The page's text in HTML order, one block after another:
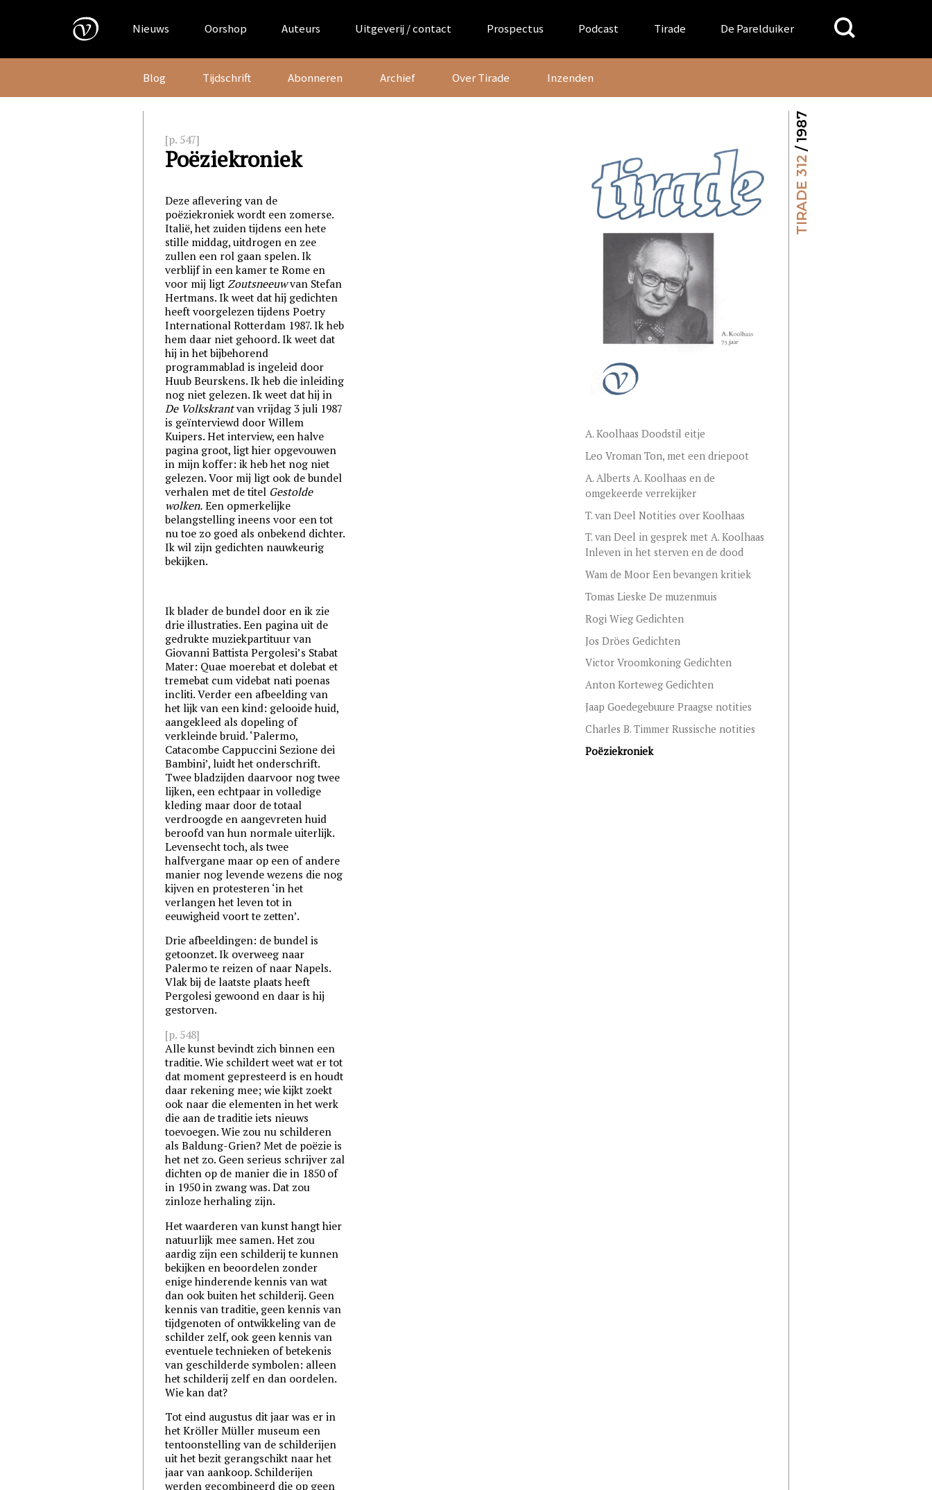
Nieuws Oorshop Auteurs Uitgeverij / contact Prospectus Podcast Tirade De Parelduiker
Search
for:
Blog Tijdschrift Abonneren Archief Over Tirade Inzenden
TIRADE 312
/ 1987
[p. 547]
Poëziekroniek
Deze aflevering van de
poëziekroniek wordt een zomerse.
Italië, het zuiden tijdens een hete
stille middag, uitdrogen en zee
zullen een rol gaan spelen. Ik
verblijf in een kamer te Rome en
voor mij ligtZoutsneeuwvan Stefan
Hertmans. Ik weet dat hij gedichten
heeft voorgelezen tijdens Poetry
International Rotterdam 1987. Ik heb
hem daar niet gehoord. Ik weet dat
hij in het bijbehorend
programmablad is ingeleid door
Huub Beurskens. Ik heb die inleiding
nog niet gelezen. Ik weet dat hij in
De Volkskrantvan vrijdag 3 juli 1987
is geïnterviewd door Willem
Kuipers. Het interview, een halve
pagina groot, ligt hier opgevouwen
in mijn koffer: ik heb het nog niet
gelezen. Voor mij ligt ook de bundel
verhalen met de titel Gestolde
wolken. Een opmerkelijke
belangstelling ineens voor een tot
nu toe zo goed als onbekend dichter.
Ik wil zijn gedichten nauwkeurig
bekijken.
Ik blader de bundel door en ik zie
drie illustraties. Een pagina uit de
gedrukte muziekpartituur van
Giovanni Battista Pergolesi’s Stabat
Mater: Quae moerebat et dolebat et
tremebat cum videbat nati poenas
incliti. Verder een afbeelding van
het lijk van een kind: gelooide huid,
aangekleed als dopeling of
verkleinde bruid. ‘Palermo,
Catacombe Cappuccini Sezione dei
Bambini’, luidt het onderschrift.
Twee bladzijden daarvoor nog twee
lijken, een echtpaar in volledige
kleding maar door de totaal
verdroogde en aangevreten huid
beroofd van hun normale uiterlijk.
Levensecht toch, als twee
halfvergane maar op een of andere
manier nog levende wezens die nog
kijven en protesteren ‘in het
verlangen het leven tot in
eeuwigheid voort te zetten’.
Drie afbeeldingen: de bundel is
getoonzet. Ik overweeg naar
Palermo te reizen of naar Napels.
Vlak bij de laatste plaats heeft
Pergolesi gewoond en daar is hij
gestorven.
[p. 548]
Alle kunst bevindt zich binnen een
traditie. Wie schildert weet wat er tot
dat moment gepresteerd is en houdt
daar rekening mee; wie kijkt zoekt
ook naar die elementen in het werk
die aan de traditie iets nieuws
toevoegen. Wie zou nu schilderen
als Baldung-Grien? Met de poëzie is
het net zo. Geen serieus schrijver zal
dichten op de manier die in 1850 of
in 1950 in zwang was. Dat zou
zinloze herhaling zijn.
Het waarderen van kunst hangt hier
natuurlijk mee samen. Het zou
aardig zijn een schilderij te kunnen
bekijken en beoordelen zonder
enige hinderende kennis van wat
dan ook buiten het schilderij. Geen
kennis van traditie, geen kennis van
tijdgenoten of ontwikkeling van de
schilder zelf, ook geen kennis van
eventuele technieken of betekenis
van geschilderde symbolen: alleen
het schilderij zelf en dan oordelen.
Wie kan dat?
Tot eind augustus dit jaar was er in
het Kröller Müller museum een
tentoonstelling van de schilderijen
uit het bezit gerangschikt naar het
jaar van aankoop. Schilderijen
werden gecombineerd die op geen
A. Koolhaas Doodstil eitje
Leo Vroman Ton, met een driepoot
A. Alberts A. Koolhaas en de
omgekeerde verrekijker
T. van Deel Notities over Koolhaas
T. van Deel in gesprek met A. Koolhaas
Inleven in het sterven en de dood
Wam de Moor Een bevangen kritiek
Tomas Lieske De muzenmuis
Rogi Wieg Gedichten
Jos Dröes Gedichten
Victor Vroomkoning Gedichten
Anton Korteweg Gedichten
Jaap Goedegebuure Praagse notities
Charles B. Timmer Russische notities
Poëziekroniek